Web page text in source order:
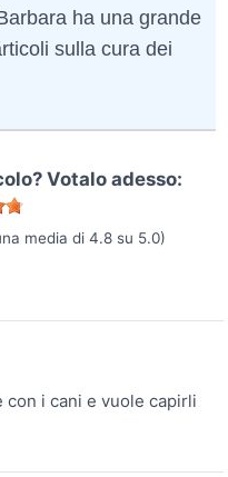
ha una grande
sulla cura dei
Votalo adesso:
media di 4.8su 5.0)
con i cani e vuole capirli